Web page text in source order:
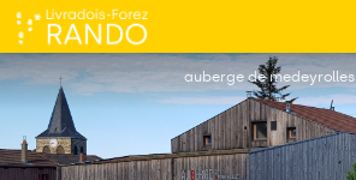
L'Auberge de Medeyrolles
auberge de medeyrolles